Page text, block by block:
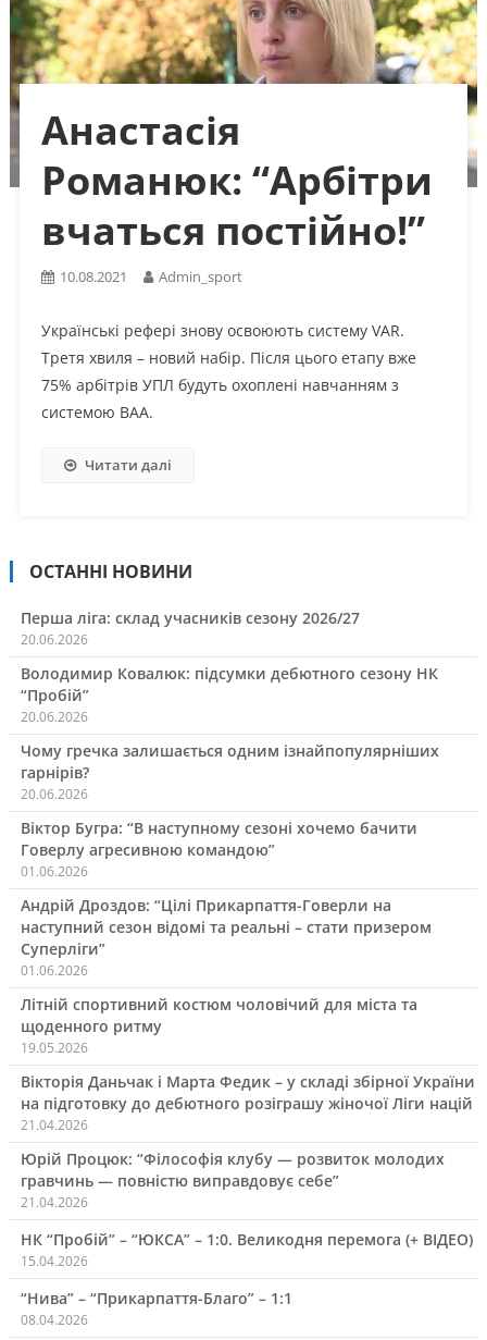
Анастасія
Романюк: “Арбітри
вчаться постійно!”
10.08.2021 Admin_sport
Українські рефері знову освоюють систему VAR.
Третя хвиля – новий набір. Після цього етапу вже
75% арбітрів УПЛ будуть охоплені навчанням з
системою ВАА.
Читати далі
ОСТАННІ НОВИНИ
Перша ліга: склад учасників сезону 2026/27
20.06.2026
Володимир Ковалюк: підсумки дебютного сезону НК
“Пробій”
20.06.2026
Чому гречка залишається одним ізнайпопулярніших
гарнірів?
20.06.2026
Віктор Бугра: “В наступному сезоні хочемо бачити
Говерлу агресивною командою”
01.06.2026
Андрій Дроздов: “Цілі Прикарпаття-Говерли на
наступний сезон відомі та реальні – стати призером
Суперліги”
01.06.2026
Літній спортивний костюм чоловічий для міста та
щоденного ритму
19.05.2026
Вікторія Даньчак і Марта Федик – у складі збірної України
на підготовку до дебютного розіграшу жіночої Ліги націй
21.04.2026
Юрій Процюк: “Філософія клубу — розвиток молодих
гравчинь — повністю виправдовує себе”
21.04.2026
НК “Пробій” – “ЮКСА” – 1:0. Великодня перемога (+ ВІДЕО)
15.04.2026
“Нива” – “Прикарпаття-Благо” – 1:1
08.04.2026